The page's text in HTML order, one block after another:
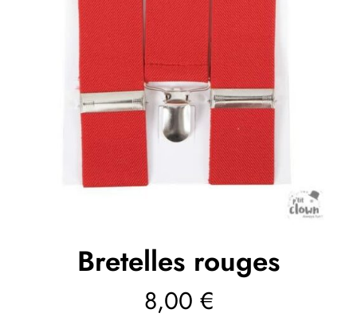
Bretelles rouges
8,00 €